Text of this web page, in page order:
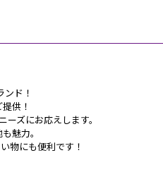
ド！
供！
ズにお応えします。
魅力。
物にも便利です！